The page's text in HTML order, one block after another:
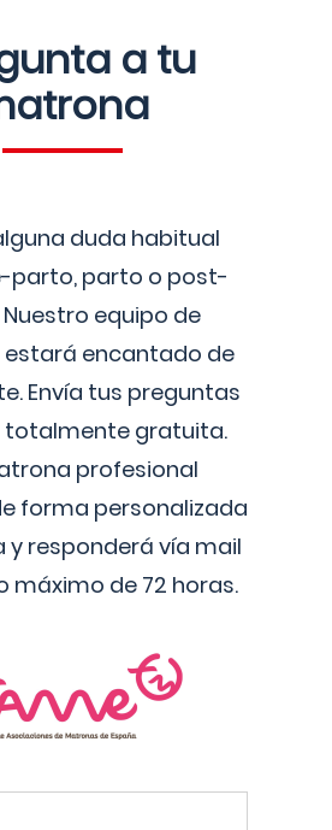
a tu
duda habitual
parto, parto o post-
equipo de
encantado de
Envía tus preguntas
totalmente gratuita.
profesional
forma personalizada
y responderá vía mail
máximo de 72 horas.